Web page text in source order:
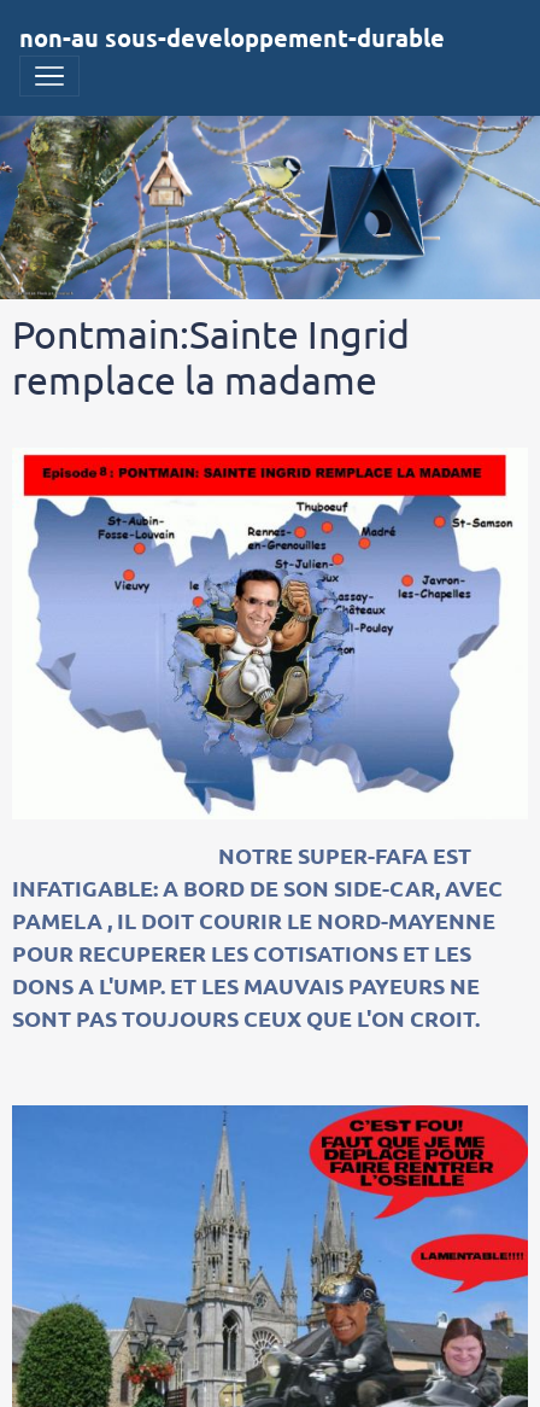
non-au sous-developpement-durable
Pontmain:Sainte Ingrid
remplace la madame
NOTRE SUPER-FAFA EST
INFATIGABLE: A BORD DE SON SIDE-CAR, AVEC
PAMELA , IL DOIT COURIR LE NORD-MAYENNE
POUR RECUPERER LES COTISATIONS ET LES
DONS A L'UMP. ET LES MAUVAIS PAYEURS NE
SONT PAS TOUJOURS CEUX QUE L'ON CROIT.